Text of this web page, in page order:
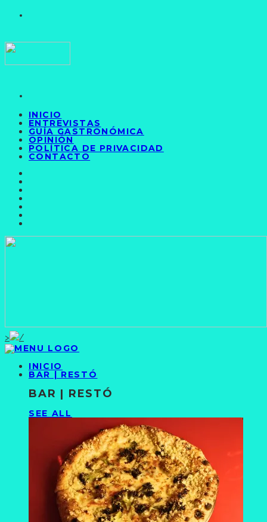
INICIO
ENTREVISTAS
GUÍA GASTRONÓMICA
OPINIÓN
POLÍTICA DE PRIVACIDAD
CONTACTO
>
INICIO
BAR | RESTÓ
BAR | RESTÓ
SEE ALL